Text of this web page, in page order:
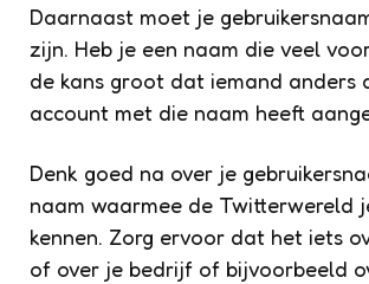
Daarnaast moet je
zijn. Heb je een naam die veel
de kans groot dat iemand anders
account met die naam heeft
Denk goed na over je
naam waarmee de Twitterwereld
kennen. Zorg ervoor dat het iets
of over je bedrijf of bijvoorbeeld